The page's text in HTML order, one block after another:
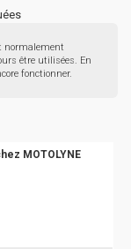
normalement
être utilisées. En
fonctionner.
MOTOLYNE